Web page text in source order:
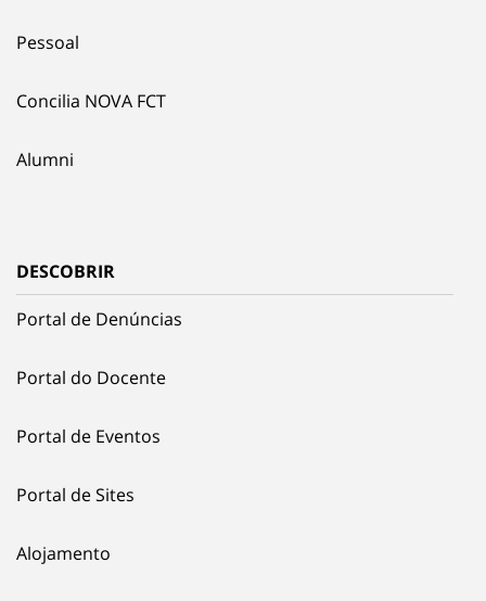
Pessoal
Concilia NOVA FCT
Alumni
DESCOBRIR
Portal de Denúncias
Portal do Docente
Portal de Eventos
Portal de Sites
Alojamento